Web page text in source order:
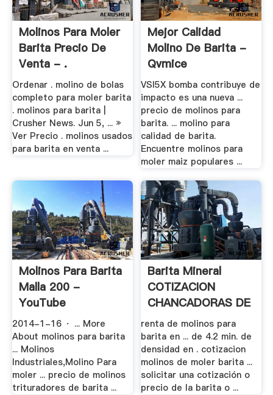
Molinos Para Moler
Barita Precio De
Venta - .
Ordenar . molino de bolas
completo para moler barita
. molinos para barita |
Crusher News. Jun 5, ... »
Ver Precio . molinos usados
para barita en venta ...
Mejor Calidad
Molino De Barita -
Qvmice
VSI5X bomba contribuye de
impacto es una nueva ...
precio de molinos para
barita. ... molino para
calidad de barita.
Encuentre molinos para
moler maiz populares ...
Molinos Para Barita
Malla 200 -
YouTube
2014-1-16 · ... More
About molinos para barita
... Molinos
Industriales,Molino Para
moler ... precio de molinos
trituradores de barita ...
Barita Mineral
COTIZACION
CHANCADORAS DE
.
renta de molinos para
barita en ... de 4.2 min. de
densidad en . cotizacion
molinos de moler barita ...
solicitar una cotización o
precio de la barita o ...